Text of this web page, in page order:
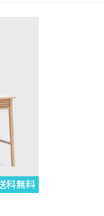
料無料